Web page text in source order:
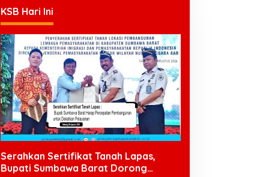
KSB Hari Ini
Serahkan Sertifikat Tanah Lapas,
Bupati Sumbawa Barat Dorong